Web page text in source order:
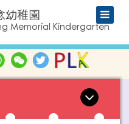
幼稚園
Memorial Kindergarten